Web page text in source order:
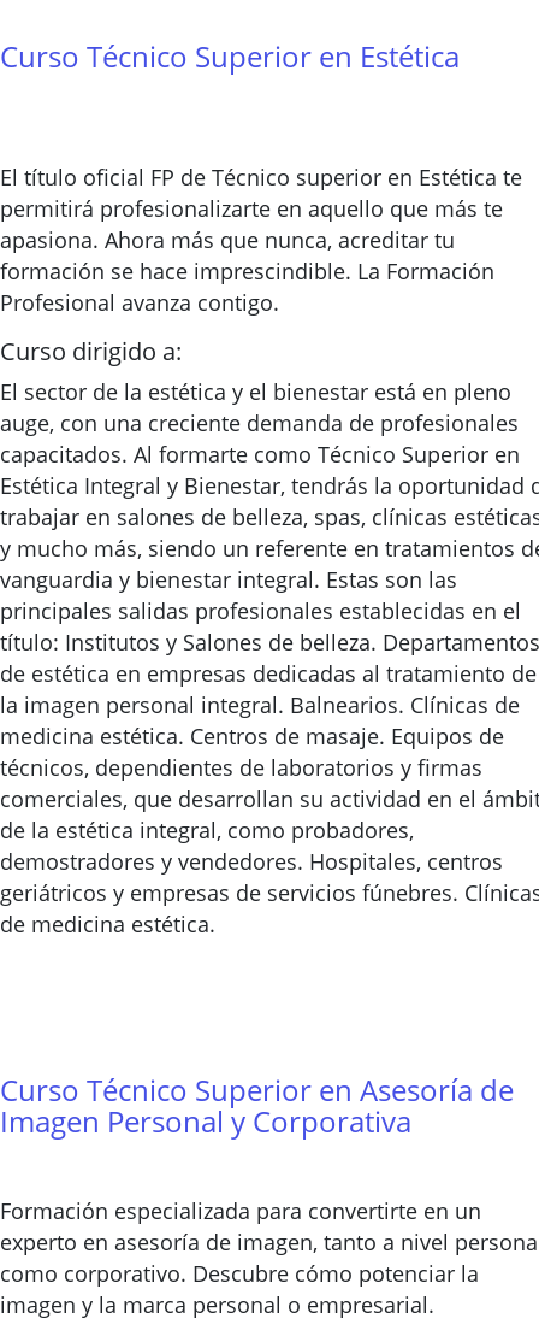
Curso Técnico Superior en Estética
El título oficial FP de Técnico superior en Estética te
permitirá profesionalizarte en aquello que más te
apasiona. Ahora más que nunca, acreditar tu
formación se hace imprescindible. La Formación
Profesional avanza contigo.
Curso dirigido a:
El sector de la estética y el bienestar está en pleno
auge, con una creciente demanda de profesionales
capacitados. Al formarte como Técnico Superior en
Estética Integral y Bienestar, tendrás la oportunidad
trabajar en salones de belleza, spas, clínicas
y mucho más, siendo un referente en tratamientos
vanguardia y bienestar integral. Estas son las
principales salidas profesionales establecidas en el
título: Institutos y Salones de belleza. Departamentos
de estética en empresas dedicadas al tratamiento de
la imagen personal integral. Balnearios. Clínicas de
medicina estética. Centros de masaje. Equipos de
técnicos, dependientes de laboratorios y firmas
comerciales, que desarrollan su actividad en el
de la estética integral, como probadores,
demostradores y vendedores. Hospitales, centros
geriátricos y empresas de servicios fúnebres.
de medicina estética.
Curso Técnico Superior en Asesoría de
Imagen Personal y Corporativa
Formación especializada para convertirte en un
experto en asesoría de imagen, tanto a nivel
como corporativo. Descubre cómo potenciar la
imagen y la marca personal o empresarial.